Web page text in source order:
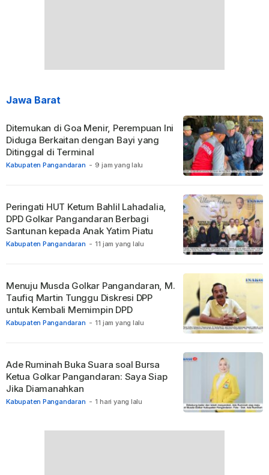
Jawa Barat
Kabupaten Pangandaran - 9 jam yang lalu
Ditemukan di Goa Menir, Perempuan Ini
Diduga Berkaitan dengan Bayi yang
Ditinggal di Terminal
Kabupaten Pangandaran - 11 jam yang lalu
Peringati HUT Ketum Bahlil Lahadalia,
DPD Golkar Pangandaran Berbagi
Santunan kepada Anak Yatim Piatu
Kabupaten Pangandaran - 11 jam yang lalu
Menuju Musda Golkar Pangandaran, M.
Taufiq Martin Tunggu Diskresi DPP
untuk Kembali Memimpin DPD
Kabupaten Pangandaran - 1 hari yang lalu
Ade Ruminah Buka Suara soal Bursa
Ketua Golkar Pangandaran: Saya Siap
Jika Diamanahkan